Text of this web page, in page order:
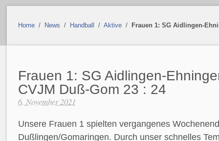
Home / News / Handball / Aktive / Frauen 1: SG Aidlingen-
Frauen 1: SG Aidlingen-
CVJM Duß-Gom 23 : 24
6. November 2021
Unsere Frauen 1 spielten vergangenes
Dußlingen/Gomaringen. Durch unser schnelles